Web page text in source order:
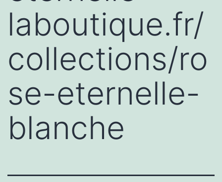
laboutique.fr/
collections/ro
se-eternelle-
blanche